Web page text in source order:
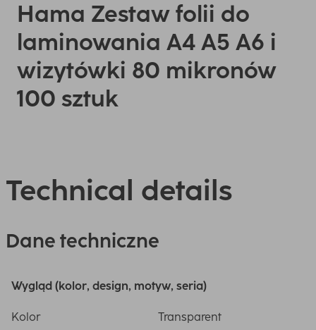
Hama Zestaw folii do
laminowania A4 A5 A6 i
wizytówki 80 mikronów
100 sztuk
Technical details
Dane techniczne
Wygląd (kolor, design, motyw, seria)
Kolor Transparent